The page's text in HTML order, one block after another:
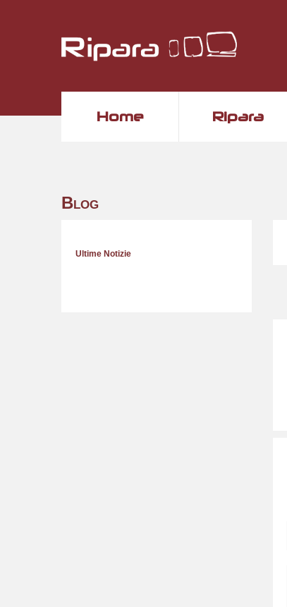
Home Ripara
Blog
Ultime Notizie